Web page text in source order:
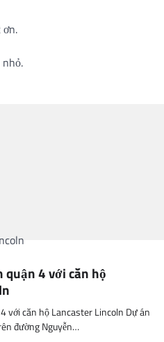
quận 4 với căn hộ
với căn hộ Lancaster Lincoln Dự án
đường Nguyễn…